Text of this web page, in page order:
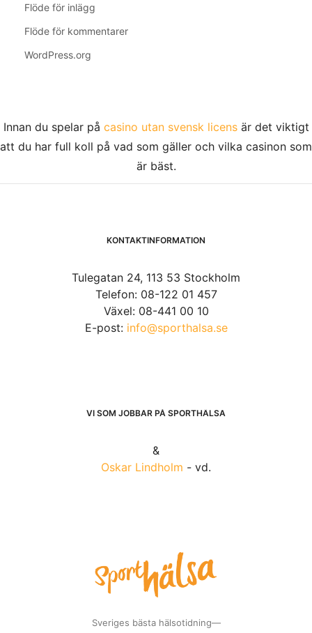
Flöde för inlägg
Flöde för kommentarer
WordPress.org
Innan du spelar på casino utan svensk licensär det viktigt
att du har full koll på vad som gäller och vilka casinon som
är bäst.
KONTAKTINFORMATION
Tulegatan 24, 113 53 Stockholm
Telefon: 08-122 01 457
Växel: 08-441 00 10
E-post: info@sporthalsa.se
VI SOM JOBBAR PÅ SPORTHÄLSA
&
Oskar Lindholm - vd.
Sveriges bästa hälsotidning—